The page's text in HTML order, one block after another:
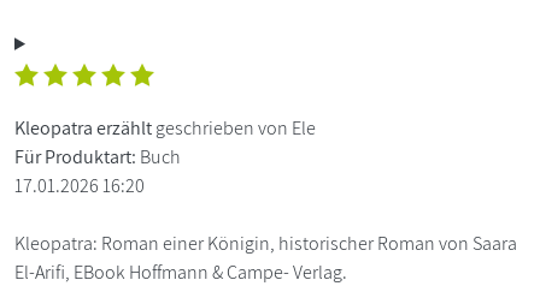
Kleopatra erzähltgeschrieben von Ele
Für Produktart: Buch
17.01.2026 16:20
Kleopatra: Roman einer Königin, historischer Roman von Saara
El-Arifi, EBook Hoffmann & Campe- Verlag.